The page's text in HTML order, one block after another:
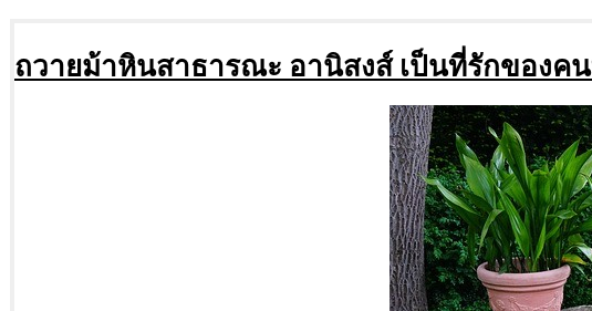
ถวายม้าหินสาธารณะ อานิสงส์ เป็นที่รักของค